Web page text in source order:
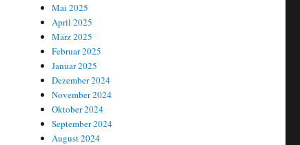
Mai 2025
April 2025
März 2025
Februar 2025
Januar 2025
Dezember 2024
November 2024
Oktober 2024
September 2024
August 2024